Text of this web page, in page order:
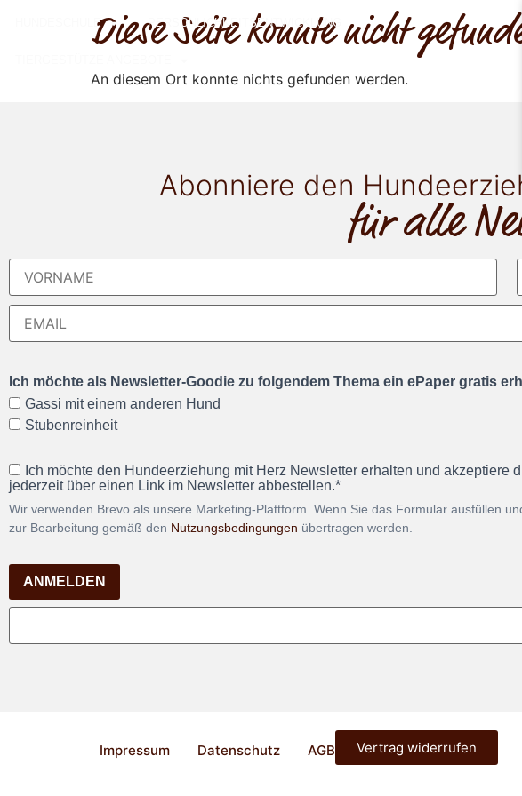
HUNDESCHULE PERSÖNLICHKEITSENTWICKLUNG
Diese Seite konnte nicht
An diesem Ort konnte nichts gefunden werden.
Abonniere den
für alle
Ich möchte als Newsletter-Goodie zu folgendem Thema ein ePaper gratis
Gassi mit einem anderen Hund
Stubenreinheit
Ich möchte den Hundeerziehung mit Herz Newsletter erhalten und akzeptiere
jederzeit über einen Link im Newsletter abbestellen.*
Wir verwenden Brevo als unsere Marketing-Plattform. Wenn Sie das Formular ausfüllen
zur Bearbeitung gemäß den Nutzungsbedingungen übertragen werden.
ANMELDEN
Impressum Datenschutz AGB Vertrag widerrufen